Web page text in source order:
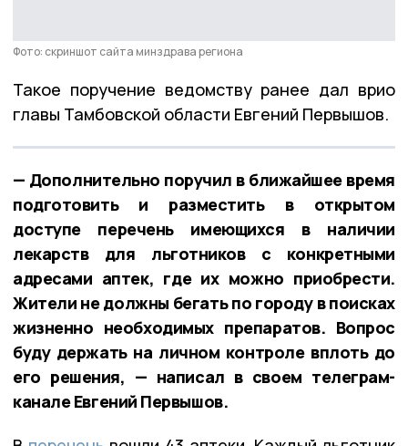
Фото: скриншот сайта минздрава региона
Такое поручение ведомству ранее дал врио
главы Тамбовской области Евгений Первышов.
— Дополнительно поручил в ближайшее время
подготовить и разместить в открытом
доступе перечень имеющихся в наличии
лекарств для льготников с конкретными
адресами аптек, где их можно приобрести.
Жители не должны бегать по городу в поисках
жизненно необходимых препаратов. Вопрос
буду держать на личном контроле вплоть до
его решения, — написал в своем телеграм-
канале Евгений Первышов.